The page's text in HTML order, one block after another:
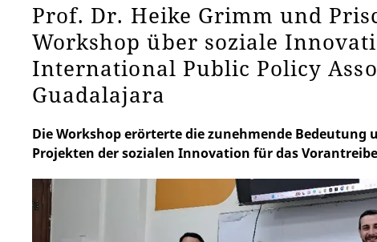
Prof. Dr. Heike Grimm und
Workshop über soziale
International Public Policy
Guadalajara
Die Workshop erörterte die zunehmende Bedeutung
Projekten der sozialen Innovation für das